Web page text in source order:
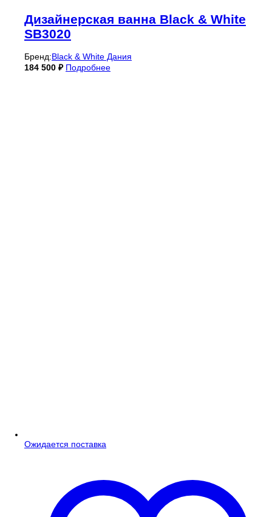
Дизайнерская ванна Black & White
SB3020
Бренд:Black & White Дания
184 500 ₽ Подробнее
Ожидается поставка